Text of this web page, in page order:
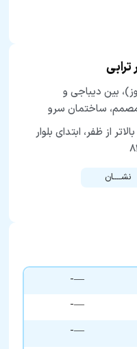
بین دیباجی و
ساختمان سرو
از ظفر، ابتدای بلوار
نشــــان
—-
—-
—-